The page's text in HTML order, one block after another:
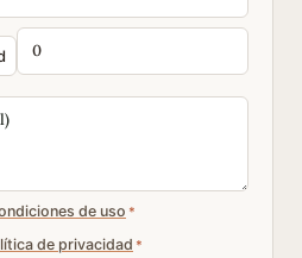
de uso *
de privacidad *